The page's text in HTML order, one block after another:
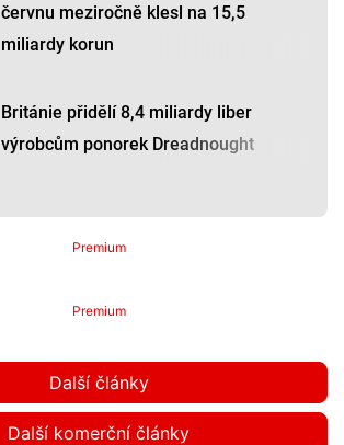
červnu meziročně klesl na 15,5
miliardy korun
Británie přidělí 8,4 miliardy liber
výrobcům ponorek Dreadnought
Premium
Premium
Další články
Další komerční články